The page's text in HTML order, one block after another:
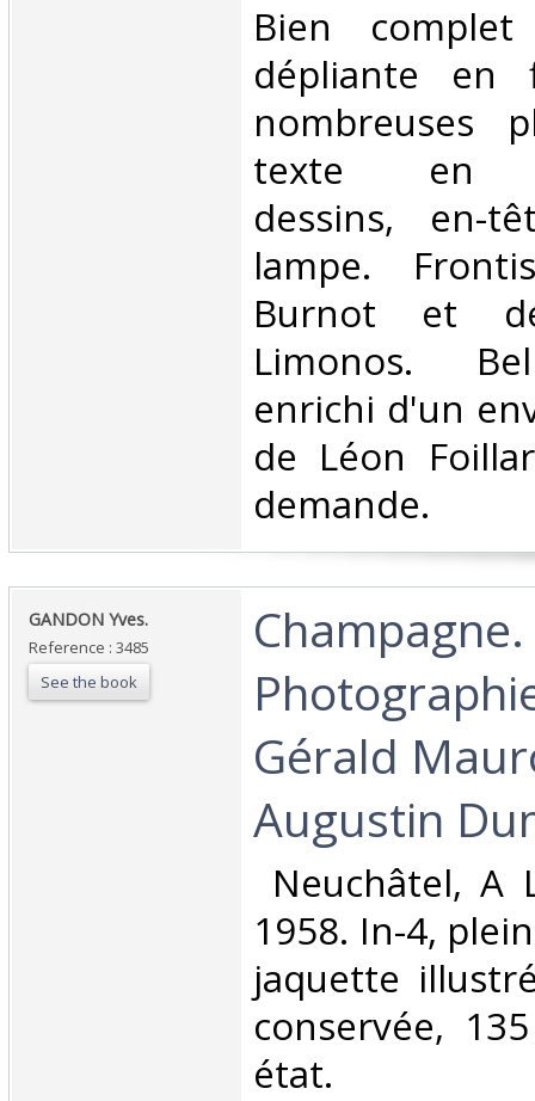
‎Bien
dépliante en
nombreuses
texte en
dessins, en-
lampe.
Burnot et
Limonos.
enrichi d'un
de Léon
demande.‎
‎GANDON Yves.‎
Reference : 3485
See the book
‎Champagne.
Gérald
Augustin
Neuchâtel, A
1958. In-4,
jaquette
conservée,
état. ‎